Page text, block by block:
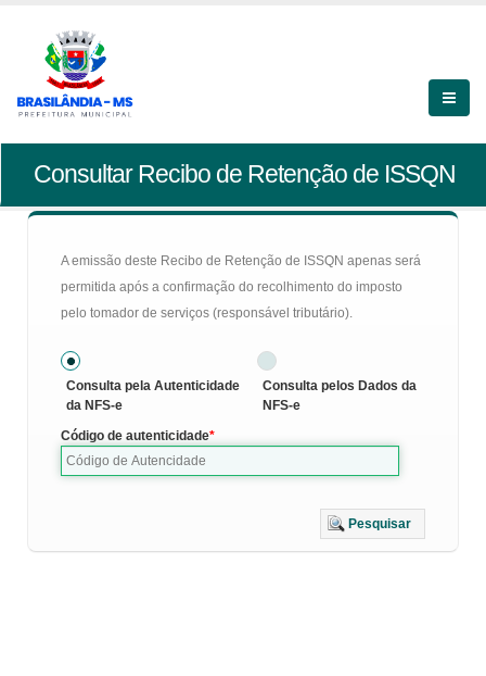
Consultar Recibo de Retenção de ISSQN
A emissão deste Recibo de Retenção de ISSQN apenas será
permitida após a confirmação do recolhimento do imposto
pelo tomador de serviços (responsável tributário).
Consulta pela Autenticidade
da NFS-e
Consulta pelos Dados da
NFS-e
Código de autenticidade
Pesquisar